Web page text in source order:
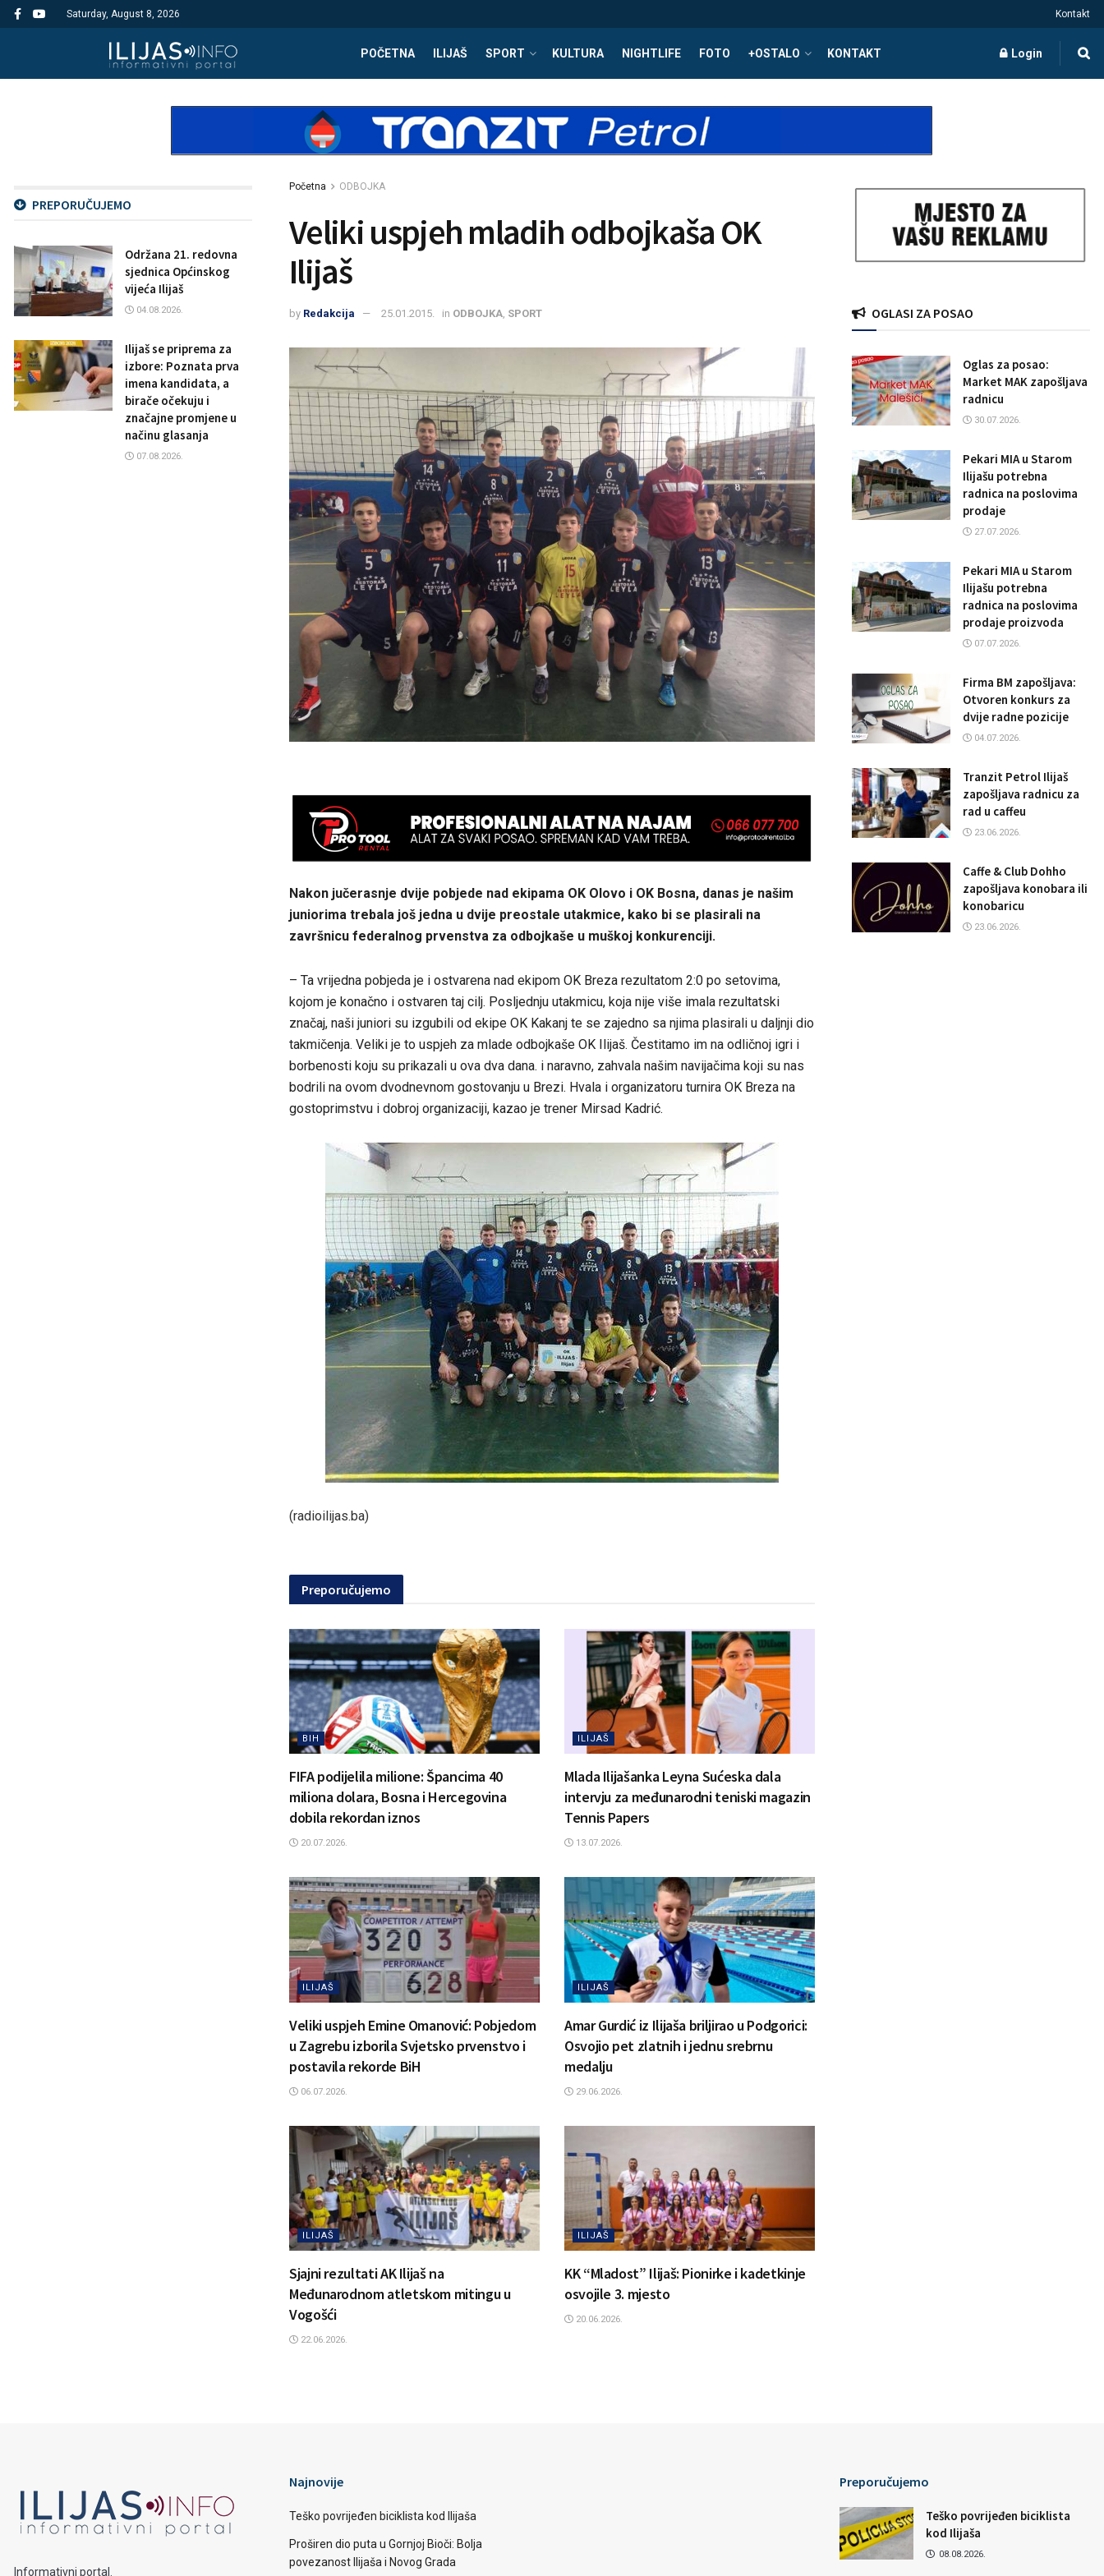
Saturday, August 8, 2026 Kontakt
POČETNA ILIJAŠ SPORT KULTURA NIGHTLIFE FOTO +OSTALO KONTAKT Login
Početna ODBOJKA
Veliki uspjeh mladih odbojkaša OK
Ilijaš
by Redakcija 25.01.2015. in ODBOJKA SPORT
Nakon jučerasnje dvije pobjede nad ekipama OK Olovo i OK Bosna, danas je našim
juniorima trebala još jedna u dvije preostale utakmice, kako bi se plasirali na
završnicu federalnog prvenstva za odbojkaše u muškoj konkurenciji.
– Ta vrijedna pobjeda je i ostvarena nad ekipom OK Breza rezultatom 2:0 po setovima,
kojom je konačno i ostvaren taj cilj. Posljednju utakmicu, koja nije više imala rezultatski
značaj, naši juniori su izgubili od ekipe OK Kakanj te se zajedno sa njima plasirali u daljnji dio
takmičenja. Veliki je to uspjeh za mlade odbojkaše OK Ilijaš. Čestitamo im na odličnoj igri i
borbenosti koju su prikazali u ova dva dana. i naravno, zahvala našim navijačima koji su nas
bodrili na ovom dvodnevnom gostovanju u Brezi. Hvala i organizatoru turnira OK Breza na
gostoprimstvu i dobroj organizaciji, kazao je trener Mirsad Kadrić.
(radioilijas.ba)
Preporučujemo
BIH
FIFA podijelila milione: Špancima 40
miliona dolara, Bosna i Hercegovina
dobila rekordan iznos
20.07.2026.
ILIJAŠ
Mlada Ilijašanka Leyna Sućeska dala
intervju za međunarodni teniski magazin
Tennis Papers
13.07.2026.
ILIJAŠ
Veliki uspjeh Emine Omanović: Pobjedom
u Zagrebu izborila Svjetsko prvenstvo i
postavila rekorde BiH
06.07.2026.
ILIJAŠ
Amar Gurdić iz Ilijaša briljirao u Podgorici:
Osvojio pet zlatnih i jednu srebrnu
medalju
29.06.2026.
ILIJAŠ
Sjajni rezultati AK Ilijaš na
Međunarodnom atletskom mitingu u
Vogošći
22.06.2026.
ILIJAŠ
KK “Mladost” Ilijaš: Pionirke i kadetkinje
osvojile 3. mjesto
20.06.2026.
PREPORUČUJEMO
Održana 21. redovna
sjednica Općinskog
vijeća Ilijaš
04.08.2026.
Ilijaš se priprema za
izbore: Poznata prva
imena kandidata, a
birače očekuju i
značajne promjene u
načinu glasanja
07.08.2026.
OGLASI ZA POSAO
Oglas za posao:
Market MAK zapošljava
radnicu
30.07.2026.
Pekari MIA u Starom
Ilijašu potrebna
radnica na poslovima
prodaje
27.07.2026.
Pekari MIA u Starom
Ilijašu potrebna
radnica na poslovima
prodaje proizvoda
07.07.2026.
Firma BM zapošljava:
Otvoren konkurs za
dvije radne pozicije
04.07.2026.
Tranzit Petrol Ilijaš
zapošljava radnicu za
rad u caffeu
23.06.2026.
Caffe & Club Dohho
zapošljava konobara ili
konobaricu
23.06.2026.
Informativni portal.
Najnovije
Teško povrijeđen biciklista kod Ilijaša
Proširen dio puta u Gornjoj Bioči: Bolja
povezanost Ilijaša i Novog Grada
Preporučujemo
Teško povrijeđen biciklista
kod Ilijaša
08.08.2026.